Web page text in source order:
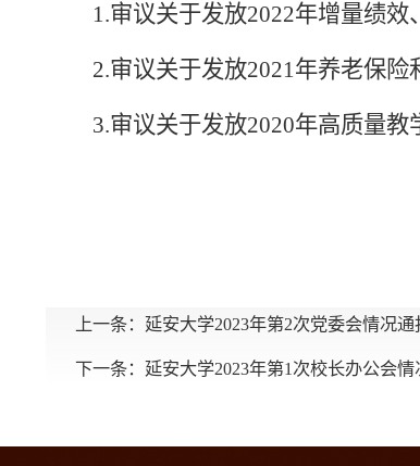
1.审议关于发放2022年增量绩
2.审议关于发放2021年养老保
3.审议关于发放2020年高质量
上一条： 延安大学2023年第2次党委会情况通
下一条： 延安大学2023年第1次校长办公会情